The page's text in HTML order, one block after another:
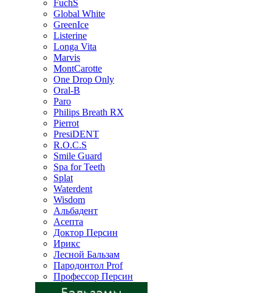
FuchS
Global White
GreenIce
Listerine
Longa Vita
Marvis
MontCarotte
One Drop Only
Oral-B
Paro
Philips Breath RX
Pierrot
PresiDENT
R.O.C.S
Smile Guard
Spa for Teeth
Splat
Waterdent
Wisdom
Альбадент
Асепта
Доктор Персин
Ирикс
Лесной Бальзам
Пародонтол Prof
Профессор Персин